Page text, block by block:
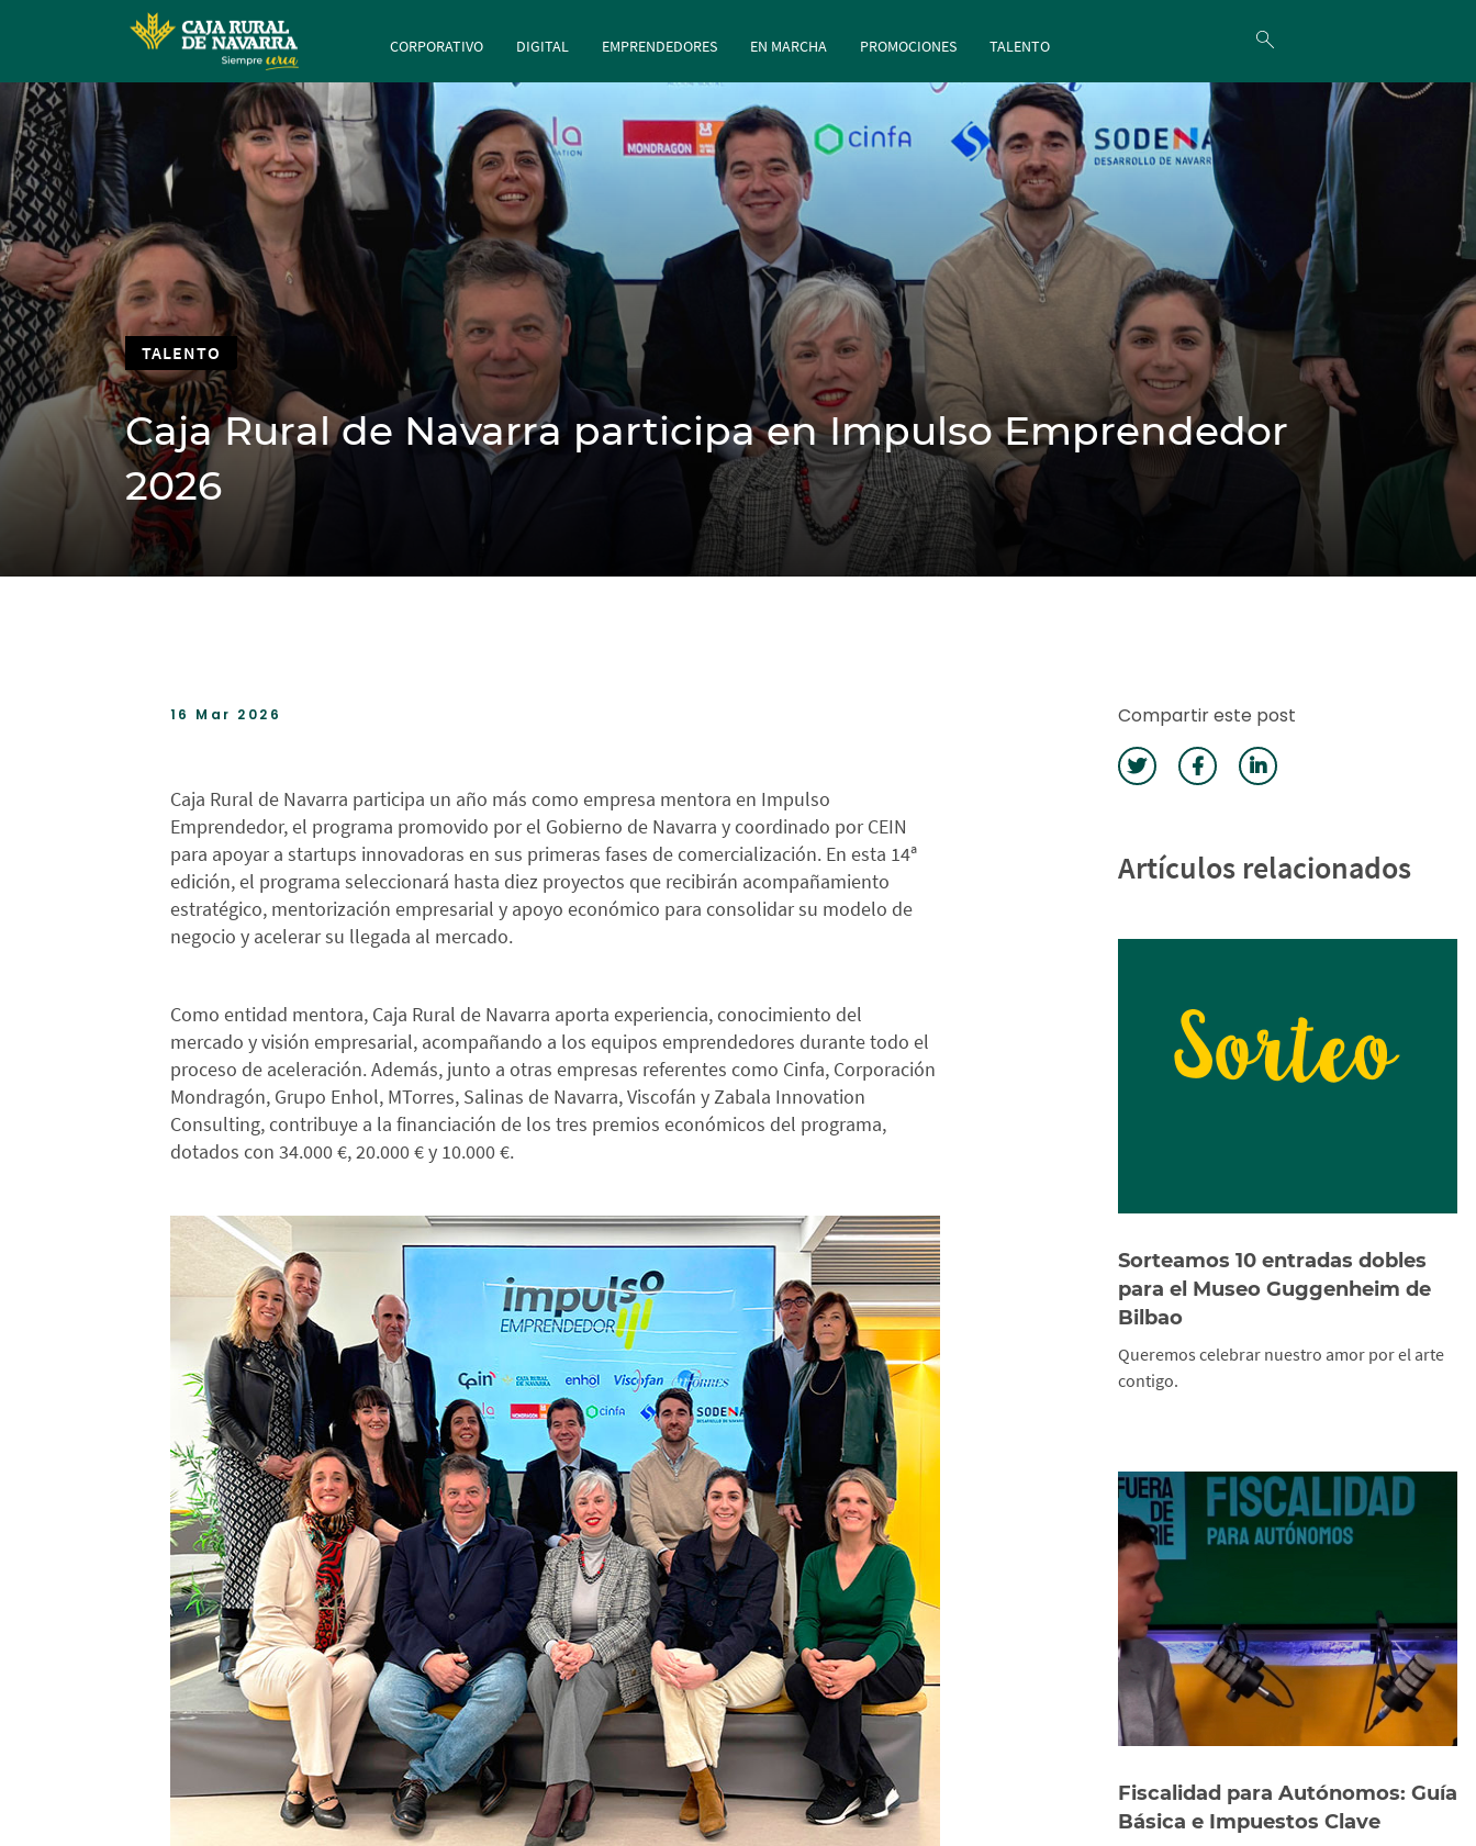
CORPORATIVO DIGITAL EMPRENDEDORES EN MARCHA PROMOCIONES TALENTO
TALENTO
Caja Rural de Navarra participa en Impulso Emprendedor
2026
16 Mar 2026
Caja Rural de Navarra participa un año más como empresa mentora en Impulso
Emprendedor, el programa promovido por el Gobierno de Navarra y coordinado por CEIN
para apoyar a startups innovadoras en sus primeras fases de comercialización. En esta 14ª
edición, el programa seleccionará hasta diez proyectos que recibirán acompañamiento
estratégico, mentorización empresarial y apoyo económico para consolidar su modelo de
negocio y acelerar su llegada al mercado.
Como entidad mentora, Caja Rural de Navarra aporta experiencia, conocimiento del
mercado y visión empresarial, acompañando a los equipos emprendedores durante todo el
proceso de aceleración. Además, junto a otras empresas referentes como Cinfa, Corporación
Mondragón, Grupo Enhol, MTorres, Salinas de Navarra, Viscofán y Zabala Innovation
Consulting, contribuye a la financiación de los tres premios económicos del programa,
dotados con 34.000 €, 20.000 € y 10.000 €.
Compartir este post
Artículos relacionados
Sorteamos 10 entradas dobles
para el Museo Guggenheim de
Bilbao
Queremos celebrar nuestro amor por el arte
contigo.
Fiscalidad para Autónomos: Guía
Básica e Impuestos Clave